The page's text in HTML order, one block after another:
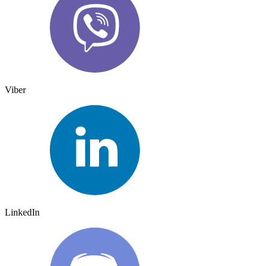
Viber
LinkedIn